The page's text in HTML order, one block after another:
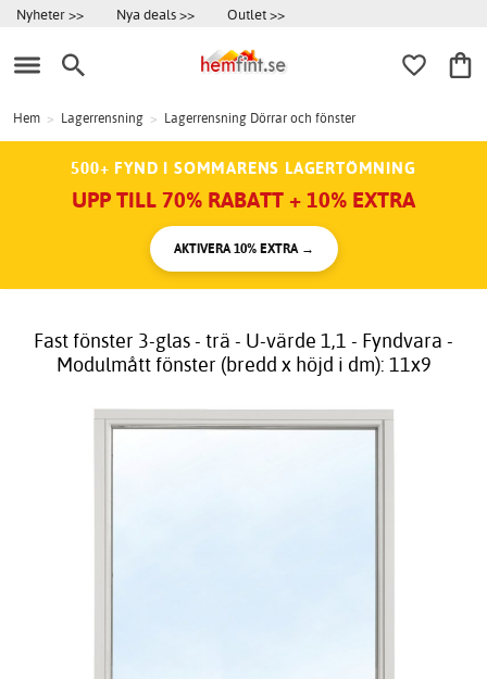
Nyheter >> Nya deals >> Outlet >>
Hem > Lagerrensning > Lagerrensning Dörrar och fönster
500+ FYND I SOMMARENS LAGERTÖMNING
UPP TILL 70% RABATT + 10% EXTRA
AKTIVERA 10% EXTRA →
Fast fönster 3-glas - trä - U-värde 1,1 - Fyndvara -
Modulmått fönster (bredd x höjd i dm): 11x9